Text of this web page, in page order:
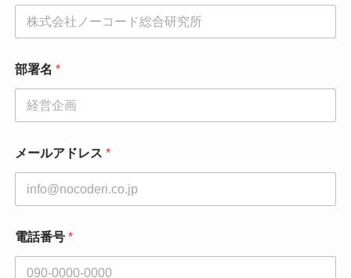
レ
部
名
部署名 *
メールアドレス *
電話番号 *